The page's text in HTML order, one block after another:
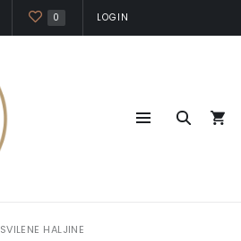
0 LOGIN
SVILENE HALJINE